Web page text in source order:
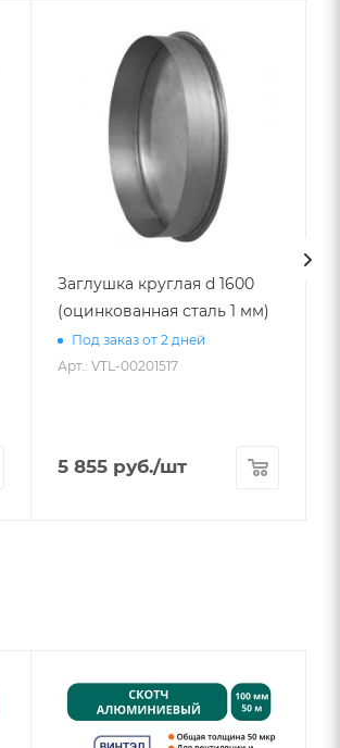
Заглушка круглая d 1600
(оцинкованная сталь 1 мм)
Под заказ от 2 дней
Арт.: VTL-00201517
5 855 руб./шт